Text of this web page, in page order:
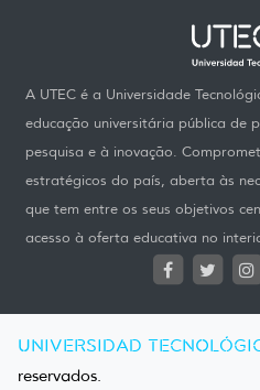
A UTEC é a Universidade
educação universitária pública de
pesquisa e à inovação.
estratégicos do país, aberta às
que tem entre os seus objetivos
acesso à oferta educativa no
UNIVERSIDAD
reservados.